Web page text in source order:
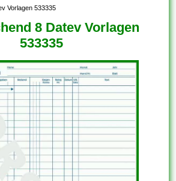
Vorlagen 533335
8 Datev Vorlagen
533335